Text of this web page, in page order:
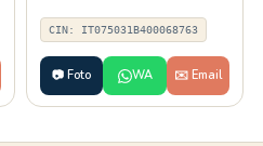
CIN: IT075031B400068763
📷 Foto WA ✉️ Email